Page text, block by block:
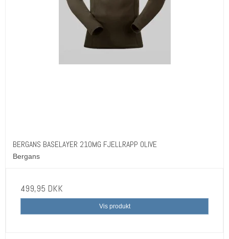
BERGANS BASELAYER 210MG FJELLRAPP OLIVE
Bergans
499,95 DKK
Vis produkt